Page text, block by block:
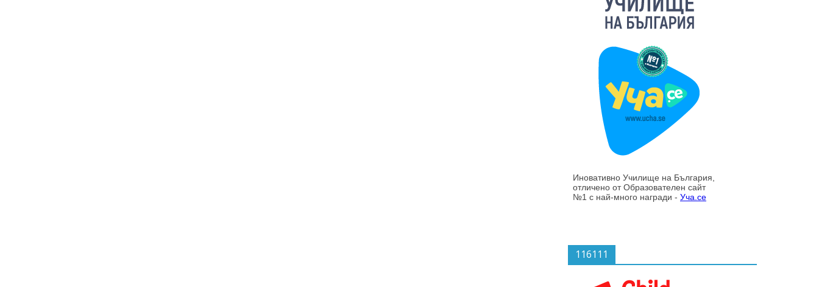
116111